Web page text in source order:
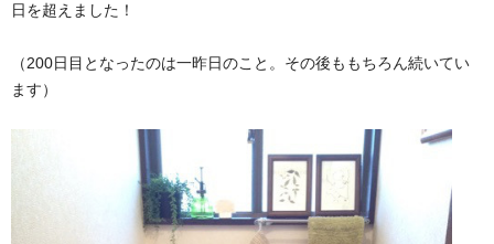
日を超えました！
（200日目となったのは一昨日のこと。その後ももちろん続いてい
ます）